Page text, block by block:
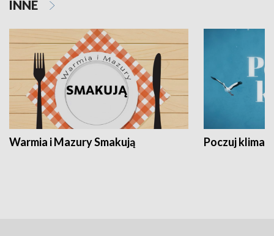
INNE
Warmia i Mazury Smakują Poczuj klimat